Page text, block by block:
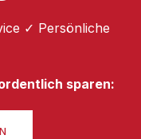
✓ Persönliche
sparen: